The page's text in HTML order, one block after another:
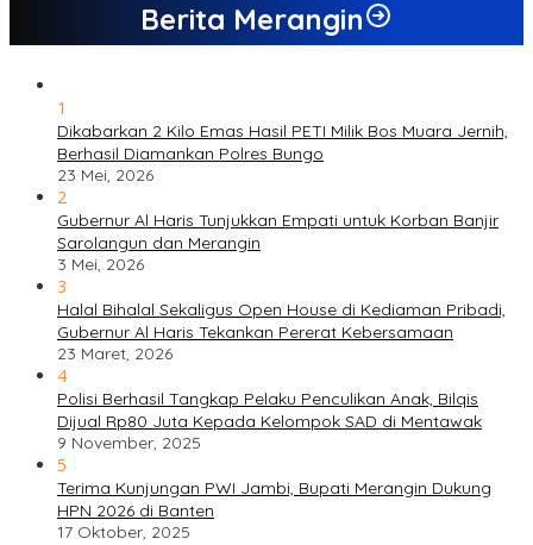
Berita Merangin
1
Dikabarkan 2 Kilo Emas Hasil PETI Milik Bos Muara Jernih,
Berhasil Diamankan Polres Bungo
23 Mei, 2026
2
Gubernur Al Haris Tunjukkan Empati untuk Korban Banjir
Sarolangun dan Merangin
3 Mei, 2026
3
Halal Bihalal Sekaligus Open House di Kediaman Pribadi,
Gubernur Al Haris Tekankan Pererat Kebersamaan
23 Maret, 2026
4
Polisi Berhasil Tangkap Pelaku Penculikan Anak, Bilqis
Dijual Rp80 Juta Kepada Kelompok SAD di Mentawak
9 November, 2025
5
Terima Kunjungan PWI Jambi, Bupati Merangin Dukung
HPN 2026 di Banten
17 Oktober, 2025